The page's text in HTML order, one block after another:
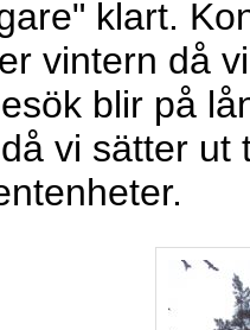
klart.
vintern då
blir på
vi sätter ut